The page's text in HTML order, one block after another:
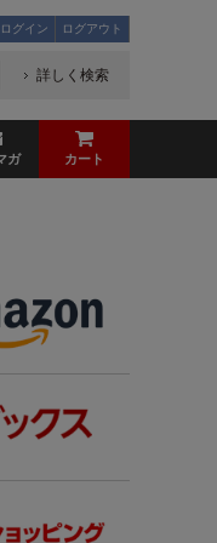
ログイン ログアウト
詳しく検索
ガ カート